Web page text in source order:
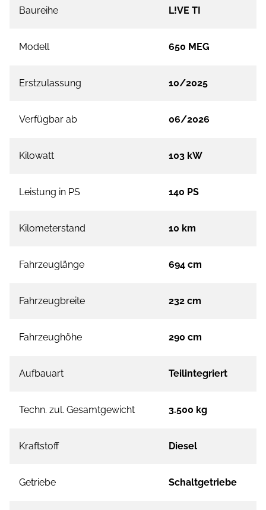
Baureihe L!VE TI
Modell 650 MEG
Erstzulassung 10/2025
Verfügbar ab 06/2026
Kilowatt 103 kW
Leistung in PS 140 PS
Kilometerstand 10 km
Fahrzeuglänge 694 cm
Fahrzeugbreite 232 cm
Fahrzeughöhe 290 cm
Aufbauart Teilintegriert
Techn. zul. Gesamtgewicht 3.500 kg
Kraftstoff Diesel
Getriebe Schaltgetriebe